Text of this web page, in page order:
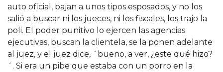
auto oficial, bajan a unos tipos esposados, y no los
salió a buscar ni los jueces, ni los fiscales, los trajo la
poli. El poder punitivo lo ejercen las agencias
ejecutivas, buscan la clientela, se la ponen adelante
al juez, y el juez dice, ´bueno, a ver, ¿este qué hizo?
´. Si era un pibe que estaba con un porro en la